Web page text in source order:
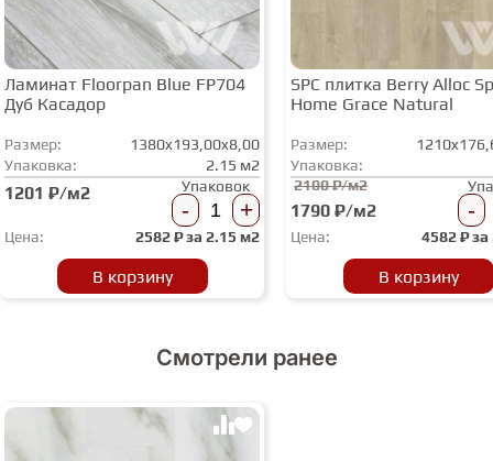
Ламинат Floorpan Blue FP704
Дуб Касадор
Размер:
1380x193,00x8,00
Упаковка:
2.15 м2
1201 ₽/м2 Упаковок
- +
Цена: 2582₽ за 2.15 м2
В корзину
SPC плитка Berry Alloc
Home Grace Natural
Размер:
Упаковка:
2100 ₽/м2
1790 ₽/м2 -
Цена: 4582₽ за
В корзину
Смотрели ранее